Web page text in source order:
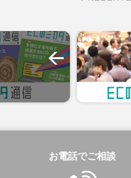
お電話でご相談